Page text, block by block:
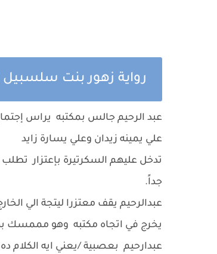
رواية زهور بنت
عبد الرحيم جالس بمكتبه يراس
علي يمينه زيدان وعلي يسارة زايد
تدخل عليهم السكرتيرة بإعتزار
جداً.
عبدالرحيم يقف معتزرا ليتجة الي
يخرج في اتجاه مكتبه وهو مممسك
عبدارحيم بعصبية /يعني ايه الكلام